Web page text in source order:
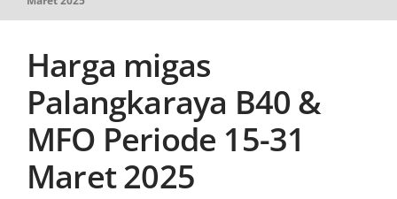
Harga migas
Palangkaraya B40 &
MFO Periode 15-31
Maret 2025